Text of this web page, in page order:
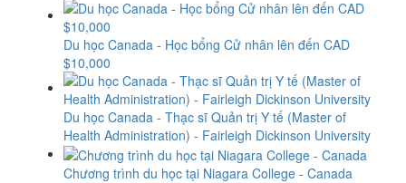
Du học Canada - Học bổng Cử nhân lên đến CAD
$10,000
Du học Canada - Thạc sĩ Quản trị Y tế (Master of
Health Administration) - Fairleigh Dickinson University
Chương trình du học tại Niagara College - Canada